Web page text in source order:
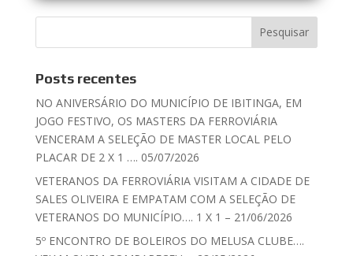
Posts recentes
NO ANIVERSÁRIO DO MUNICÍPIO DE IBITINGA, EM
JOGO FESTIVO, OS MASTERS DA FERROVIÁRIA
VENCERAM A SELEÇÃO DE MASTER LOCAL PELO
PLACAR DE 2 X 1 …. 05/07/2026
VETERANOS DA FERROVIÁRIA VISITAM A CIDADE DE
SALES OLIVEIRA E EMPATAM COM A SELEÇÃO DE
VETERANOS DO MUNICÍPIO…. 1 X 1 – 21/06/2026
5º ENCONTRO DE BOLEIROS DO MELUSA CLUBE….